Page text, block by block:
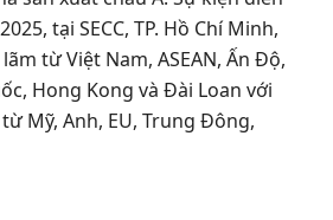
tại SECC, TP. Hồ Chí Minh,
từ Việt Nam, ASEAN, Ấn Độ,
Hong Kong và Đài Loan với
Mỹ, Anh, EU, Trung Đông,